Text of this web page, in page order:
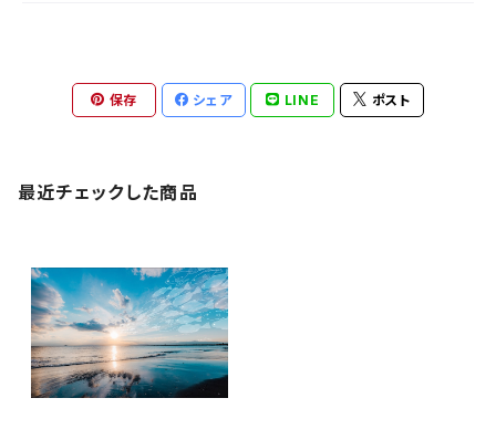
保存 シェア LINE ポスト
最近チェックした商品